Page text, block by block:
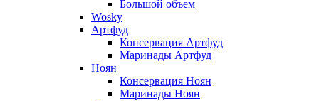
Большой объем
Wosky
Артфуд
Консервация Артфуд
Маринады Артфуд
Ноян
Консервация Ноян
Маринады Ноян